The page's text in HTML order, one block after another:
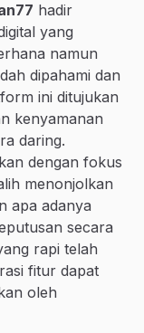
hadir
yang
namun
dipahami dan
ini ditujukan
kenyamanan
daring.
dengan fokus
menonjolkan
apa adanya
secara
rapi telah
fitur dapat
oleh